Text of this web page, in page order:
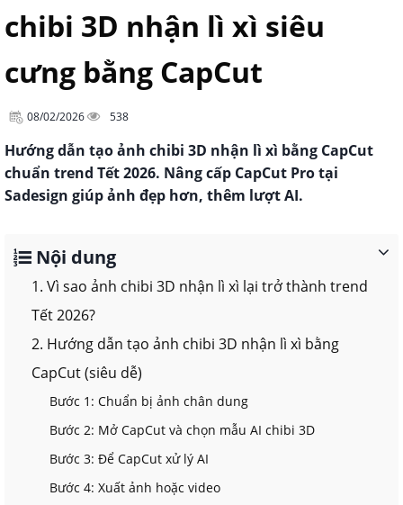
chibi 3D nhận lì xì siêu
cưng bằng CapCut
08/02/2026 538
Hướng dẫn tạo ảnh chibi 3D nhận lì xì bằng CapCut
chuẩn trend Tết 2026. Nâng cấp CapCut Pro tại
Sadesign giúp ảnh đẹp hơn, thêm lượt AI.
Nội dung
1. Vì sao ảnh chibi 3D nhận lì xì lại trở thành trend
Tết 2026?
2. Hướng dẫn tạo ảnh chibi 3D nhận lì xì bằng
CapCut (siêu dễ)
Bước 1: Chuẩn bị ảnh chân dung
Bước 2: Mở CapCut và chọn mẫu AI chibi 3D
Bước 3: Để CapCut xử lý AI
Bước 4: Xuất ảnh hoặc video